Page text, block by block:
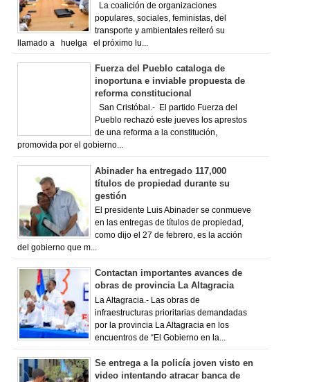
La coalición de organizaciones
populares, sociales, feministas, del
transporte y ambientales reiteró su
llamado a huelga el próximo lu...
Fuerza del Pueblo cataloga de
inoportuna e inviable propuesta de
reforma constitucional
San Cristóbal.- El partido Fuerza del
Pueblo rechazó este jueves los aprestos
de una reforma a la constitución,
promovida por el gobierno...
Abinader ha entregado 117,000
títulos de propiedad durante su
gestión
El presidente Luis Abinader se conmueve
en las entregas de títulos de propiedad,
como dijo el 27 de febrero, es la acción
del gobierno que m...
Contactan importantes avances de
obras de provincia La Altagracia
La Altagracia.- Las obras de
infraestructuras prioritarias demandadas
por la provincia La Altagracia en los
encuentros de “El Gobierno en la...
Se entrega a la policía joven visto en
video intentando atracar banca de